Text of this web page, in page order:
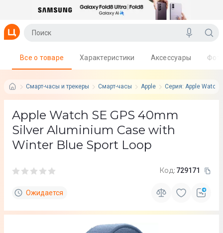
Смарт-часы и трекеры Смарт-часы Apple Серия: Apple Watch
Все о товаре Характеристики Аксессуары
Apple Watch SE GPS 40mm
Silver Aluminium Case with
Winter Blue Sport Loop
Код: 729171
Ожидается